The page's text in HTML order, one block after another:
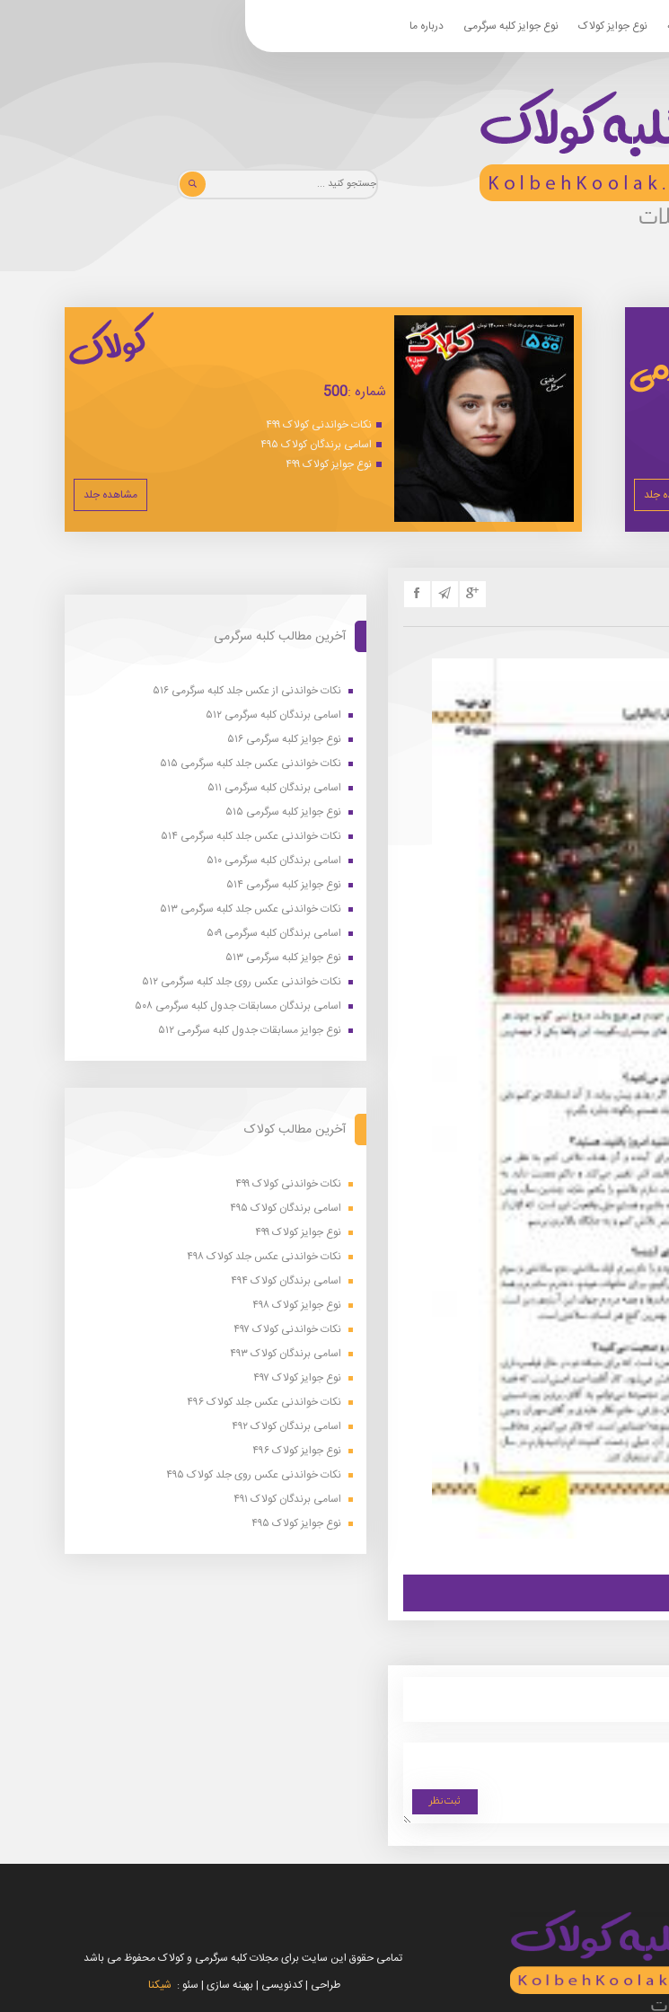
نوع جوایز کولاک نوع جوایز کلبه سرگرمی درباره ما
جلد
شماره :500
نکات خواندنی کولاک ۴۹۹
اسامی برندگان کولاک ۴۹۵
نوع جوایز کولاک ۴۹۹
مشاهده جلد
آخرین مطالب کلبه سرگرمی
نکات خواندنی از عکس جلد کلبه سرگرمی ۵۱۶
اسامی برندگان کلبه سرگرمی ۵۱۲
نوع جوایز کلبه سرگرمی ۵۱۶
نکات خواندنی عکس جلد کلبه سرگرمی ۵۱۵
اسامی برندگان کلبه سرگرمی ۵۱۱
نوع جوایز کلبه سرگرمی ۵۱۵
نکات خواندنی عکس جلد کلبه سرگرمی ۵۱۴
اسامی برندگان کلبه سرگرمی ۵۱۰
نوع جوایز کلبه سرگرمی ۵۱۴
نکات خواندنی عکس جلد کلبه سرگرمی ۵۱۳
اسامی برندگان کلبه سرگرمی ۵۰۹
نوع جوایز کلبه سرگرمی ۵۱۳
نکات خواندنی عکس روی جلد کلبه سرگرمی ۵۱۲
اسامی برندگان مسابقات جدول کلبه سرگرمی ۵۰۸
نوع جوایز مسابقات جدول کلبه سرگرمی ۵۱۲
آخرین مطالب کولاک
نکات خواندنی کولاک ۴۹۹
اسامی برندگان کولاک ۴۹۵
نوع جوایز کولاک ۴۹۹
نکات خواندنی عکس جلد کولاک ۴۹۸
اسامی برندگان کولاک ۴۹۴
نوع جوایز کولاک ۴۹۸
نکات خواندنی کولاک ۴۹۷
اسامی برندگان کولاک ۴۹۳
نوع جوایز کولاک ۴۹۷
نکات خواندنی عکس جلد کولاک ۴۹۶
اسامی برندگان کولاک ۴۹۲
نوع جوایز کولاک ۴۹۶
نکات خواندنی عکس روی جلد کولاک ۴۹۵
اسامی برندگان کولاک ۴۹۱
نوع جوایز کولاک ۴۹۵
تمامی حقوق این سایت برای مجلات کلبه سرگرمی و کولاک محفوظ می باشد
طراحی | کدنویسی | بهینه سازی | سئو : شیکنا